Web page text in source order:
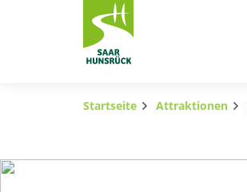
Zum Hauptinhalt springen
Subnavigation umschalten
Startseite Attraktionen